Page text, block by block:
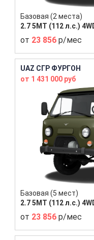
Базовая (2 места)
2.7 5MT (112 л.с.)
от 23 856 р/мес
UAZ СГР ФУРГОН
от 1 431 000 руб
Базовая (5 мест)
2.7 5MT (112 л.с.)
от 23 856 р/мес